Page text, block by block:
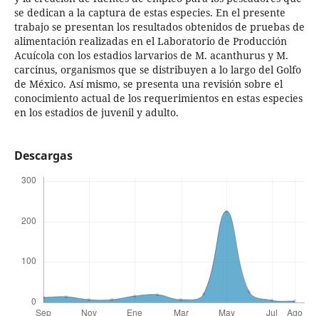
se dedican a la captura de estas especies. En el presente
trabajo se presentan los resultados obtenidos de pruebas de
alimentación realizadas en el Laboratorio de Producción
Acuícola con los estadios larvarios de M. acanthurus y M.
carcinus, organismos que se distribuyen a lo largo del Golfo
de México. Así mismo, se presenta una revisión sobre el
conocimiento actual de los requerimientos en estas especies
en los estadios de juvenil y adulto.
Descargas